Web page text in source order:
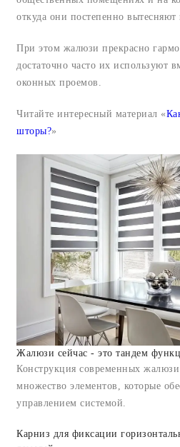
откуда они постепенно вытесняют
При этом жалюзи прекрасно
достаточно часто их используют
оконных проемов.
Читайте интересный материал «
шторы?»
Жалюзи сейчас - это тандем
Конструкция современных жалюзи
множество элементов, которые
управлением системой.
Карниз для фиксации